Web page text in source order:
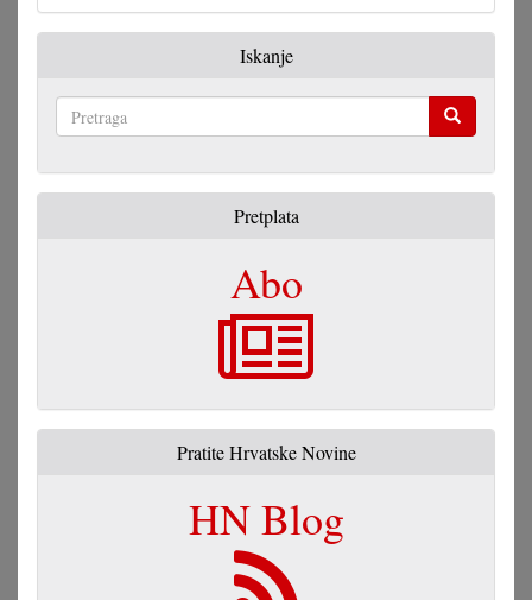
Iskanje
Pretplata
Abo
Pratite Hrvatske Novine
HN Blog